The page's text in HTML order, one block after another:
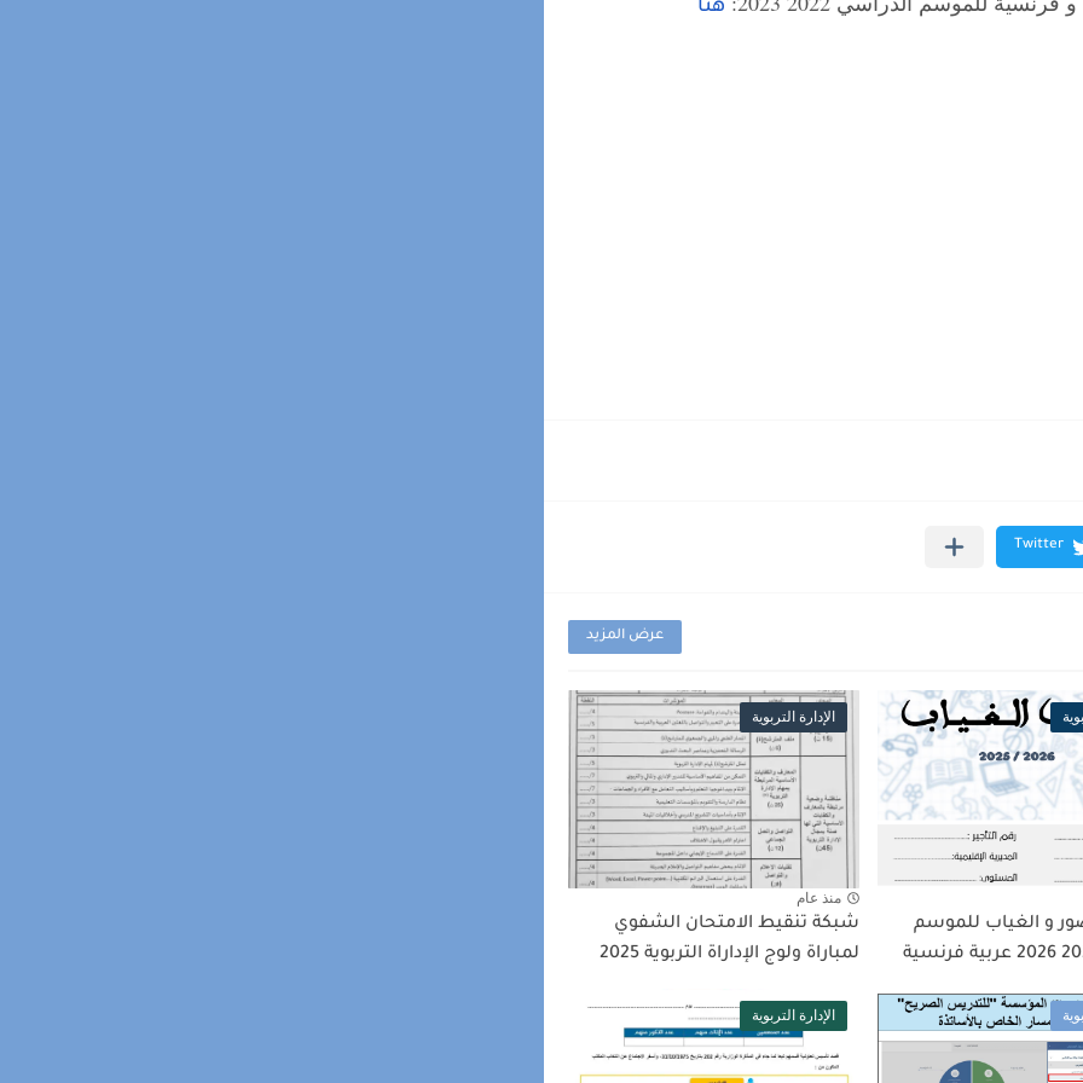
هنا
عرض المزيد
و الغياب للموسم
الإدارة التربوية
منذ عام
شبكة تنقيط الامتحان الشفوي
لمباراة ولوج الإداراة التربوية 2025
الإدارة التربوية